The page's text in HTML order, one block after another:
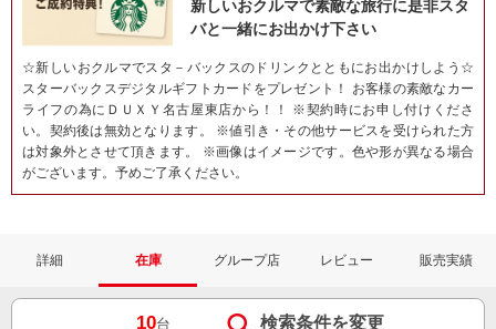
新しいおクルマで素敵な旅行に是非スタ
バと一緒にお出かけ下さい
☆新しいおクルマでスタ－バックスのドリンクとともにお出かけしよう☆
スターバックスデジタルギフトカードをプレゼント！ お客様の素敵なカー
ライフの為にＤＵＸＹ名古屋東店から！！ ※契約時にお申し付けくださ
い。契約後は無効となります。 ※値引き・その他サービスを受けられた方
は対象外とさせて頂きます。 ※画像はイメージです。色や形が異なる場合
がございます。予めご了承ください。
詳細 在庫 グループ店 レビュー 販売実績
10台 検索条件を変更